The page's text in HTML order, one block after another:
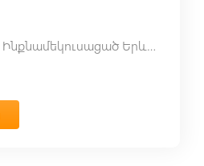
Արեգ Խաչատրյան․ Ինքնամեկուսացած Երևան․ ֆոտոշարք